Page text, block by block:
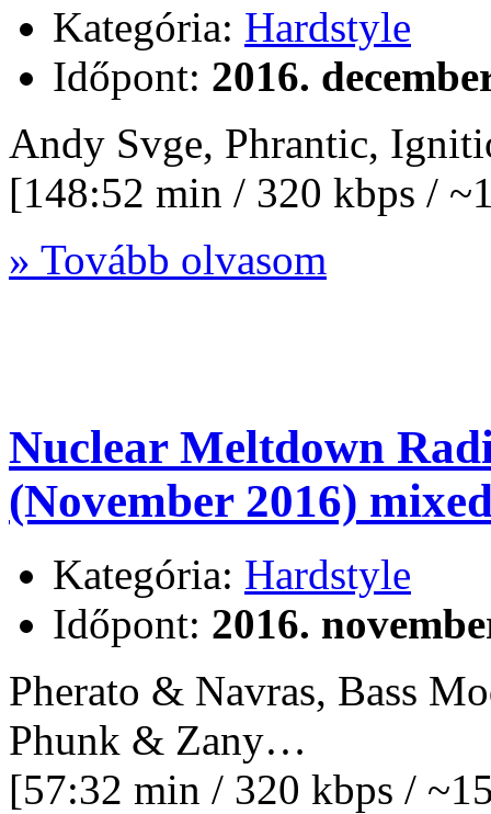
Kategória: Hardstyle
Időpont: 2016.
Andy Svge, Phrantic,
[148:52 min / 320 kbps /
» Tovább olvasom
Nuclear Meltdown
(November 2016)
Kategória: Hardstyle
Időpont: 2016.
Pherato & Navras, Bass
Phunk & Zany…
[57:32 min / 320 kbps /